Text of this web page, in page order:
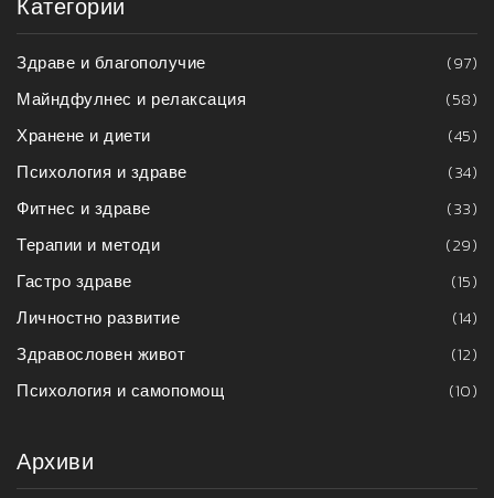
Здраве и благополучие
(97)
Майндфулнес и релаксация
(58)
Хранене и диети
(45)
Психология и здраве
(34)
Фитнес и здраве
(33)
Терапии и методи
(29)
Гастро здраве
(15)
Личностно развитие
(14)
Здравословен живот
(12)
Психология и самопомощ
(10)
Архиви